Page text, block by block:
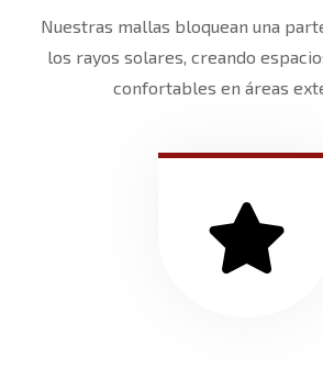
Nuestras mallas bloquean una
los rayos solares, creando
confortables en áreas